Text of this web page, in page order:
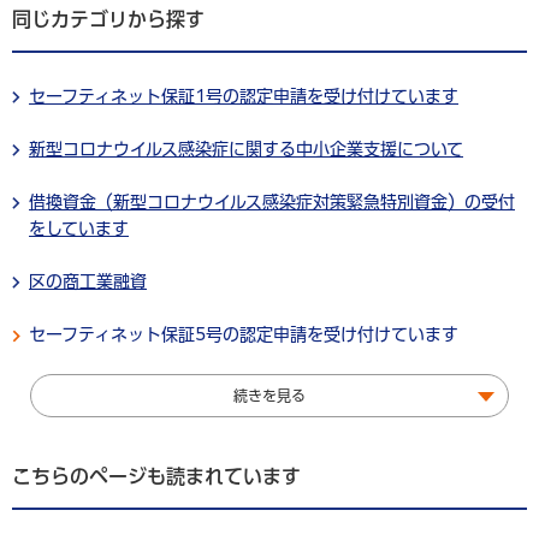
同じカテゴリから探す
セーフティネット保証1号の認定申請を受け付けています
新型コロナウイルス感染症に関する中小企業支援について
借換資金（新型コロナウイルス感染症対策緊急特別資金）の受付
をしています
区の商工業融資
セーフティネット保証5号の認定申請を受け付けています
続きを見る
こちらのページも読まれています